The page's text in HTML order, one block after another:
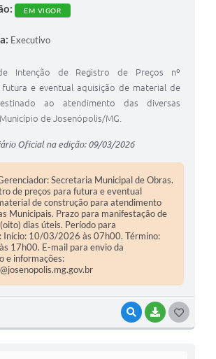
VISUALIZAR
BAIXAR
EM VIGOR
Executivo
Intenção de Registro de Preços nº
e eventual aquisição de material de
ao atendimento das diversas
de Josenópolis/MG.
Oficial na edição: 09/03/2026
Secretaria Municipal de Obras.
de preços para futura e eventual
de construção para atendimento
Municipais. Prazo para manifestação de
dias úteis. Período para
Início: 10/03/2026 às 07h00. Término:
17h00. E-mail para envio da
e informações: